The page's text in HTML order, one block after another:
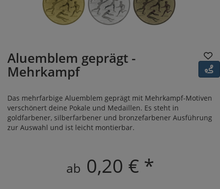
Aluemblem geprägt -
Mehrkampf
Das mehrfarbige Aluemblem geprägt mit Mehrkampf-Motiven
verschönert deine Pokale und Medaillen. Es steht in
goldfarbener, silberfarbener und bronzefarbener Ausführung
zur Auswahl und ist leicht montierbar.
ab 0,20 € *